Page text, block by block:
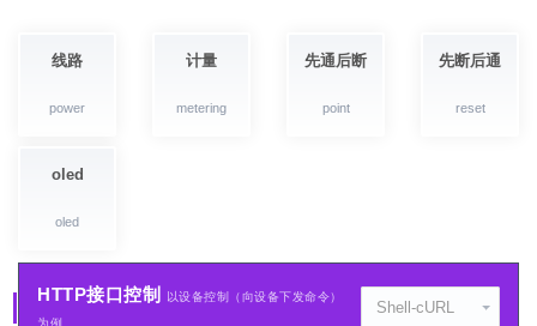
线路
power
计量
metering
先通后断
point
先断后通
reset
oled
oled
HTTP接口控制
以设备控制（向设备下发命令）
为例
Shell-cURL